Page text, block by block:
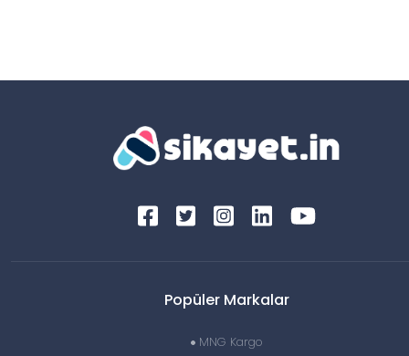
Popüler Markalar
MNG Kargo